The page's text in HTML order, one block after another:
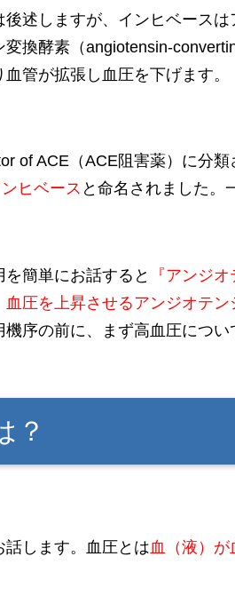
述しますが、インヒベースは
変換酵素 （angiotensin-
管が拡張し血圧を下げます。
of ACE（ACE阻害薬）に分
ヒベース と命名されました。
簡単にお話すると 『アンジ
血圧を上昇させるアンジオテ
機序の前に、まず高血圧につい
？
話します。血圧とは血（液）が